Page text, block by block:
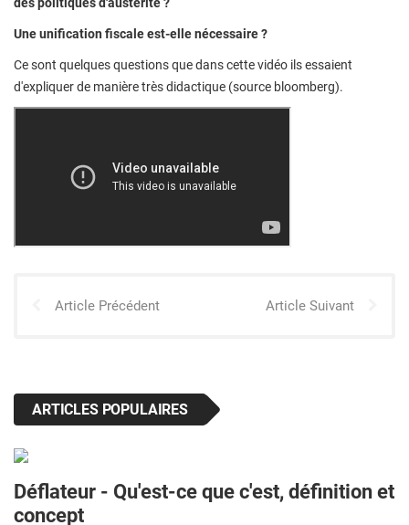
Une unification fiscale est-elle nécessaire ?
Ce sont quelques questions que dans cette vidéo ils essaient
d'expliquer de manière très didactique (source bloomberg).
Article Précédent Article Suivant
ARTICLES POPULAIRES
Déflateur - Qu'est-ce que c'est, définition et
concept